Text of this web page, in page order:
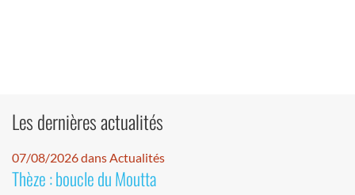
Les dernières actualités
07/08/2026 dans Actualités
Thèze : boucle du Moutta